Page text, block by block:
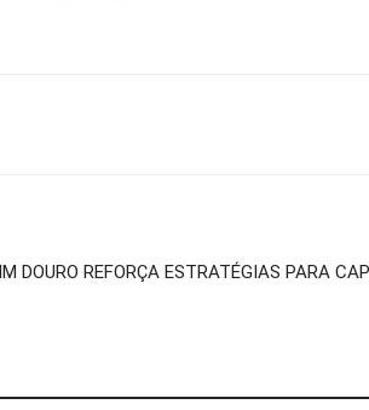
DOURO REFORÇA ESTRATÉGIAS PARA